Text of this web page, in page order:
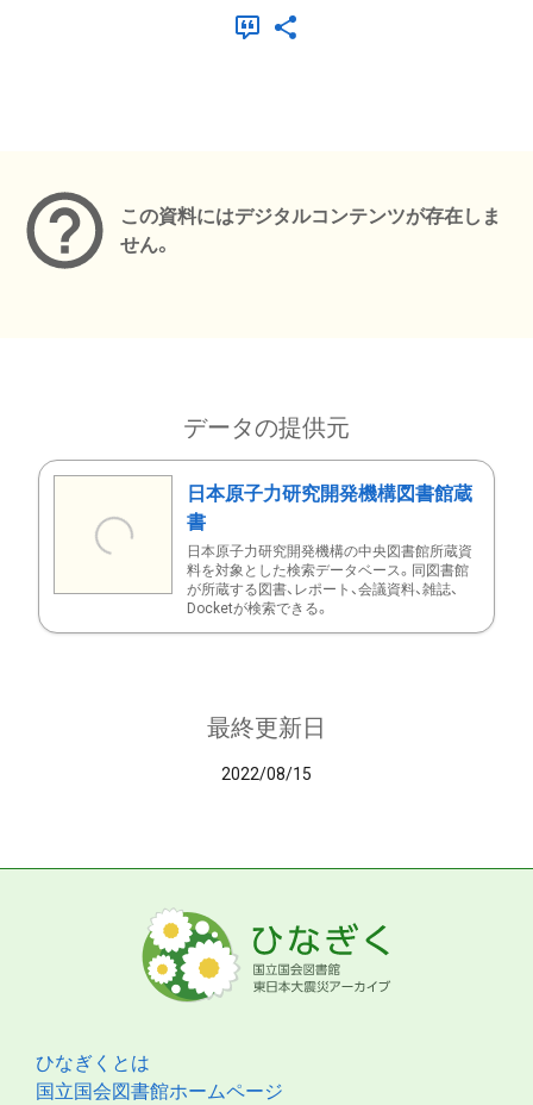
この資料にはデジタルコンテンツが存在しま
せん。
データの提供元
日本原子力研究開発機構図書館蔵
書
日本原子力研究開発機構の中央図書館所蔵資
料を対象とした検索データベース。同図書館
が所蔵する図書、レポート、会議資料、雑誌、
Docketが検索できる。
最終更新日
2022/08/15
ひなぎくとは
国立国会図書館ホームページ